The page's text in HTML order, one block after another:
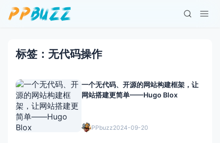
标签：无代码操作
一个无代码、开源的网站构建框架，让
网站搭建更简单——Hugo Blox
PPbuzz2024-09-20